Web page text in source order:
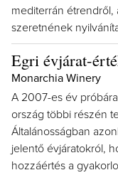
mediterrán étrendről,
szeretnének
Egri évjárat-
Monarchia Winery
A 2007-es év
ország többi részén
Általánosságban
jelentő évjáratokról,
hozzáértés a